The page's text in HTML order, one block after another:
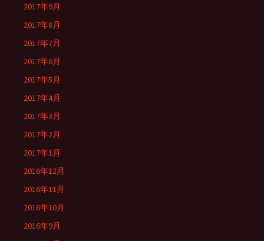
2017年9月
2017年8月
2017年7月
2017年6月
2017年5月
2017年4月
2017年3月
2017年2月
2017年1月
2016年12月
2016年11月
2016年10月
2016年9月